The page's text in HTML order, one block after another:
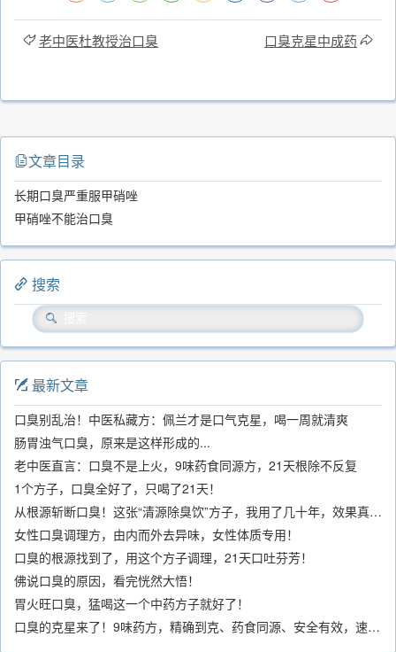
老中医杜教授治口臭 口臭克星中成药
文章目录
长期口臭严重服甲硝唑
甲硝唑不能治口臭
搜索
最新文章
口臭别乱治！中医私藏方：佩兰才是口气克星，喝一周就清爽
肠胃浊气口臭，原来是这样形成的...
老中医直言：口臭不是上火，9味药食同源方，21天根除不反复
1个方子，口臭全好了，只喝了21天！
从根源斩断口臭！这张“清源除臭饮”方子，我用了几十年，效果真不错
女性口臭调理方，由内而外去异味，女性体质专用！
口臭的根源找到了，用这个方子调理，21天口吐芬芳！
佛说口臭的原因，看完恍然大悟！
胃火旺口臭，猛喝这一个中药方子就好了！
口臭的克星来了！9味药方，精确到克、药食同源、安全有效，速看！